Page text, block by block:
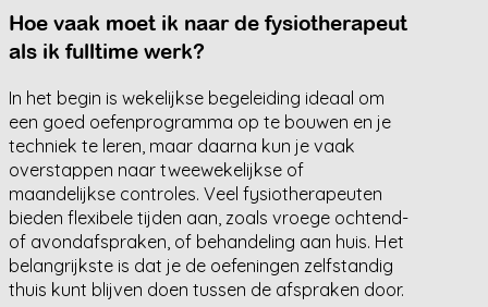
Hoe vaak moet ik naar de fysiotherapeut
als ik fulltime werk?
In het begin is wekelijkse begeleiding ideaal om
een goed oefenprogramma op te bouwen en je
techniek te leren, maar daarna kun je vaak
overstappen naar tweewekelijkse of
maandelijkse controles. Veel fysiotherapeuten
bieden flexibele tijden aan, zoals vroege ochtend-
of avondafspraken, of behandeling aan huis. Het
belangrijkste is dat je de oefeningen zelfstandig
thuis kunt blijven doen tussen de afspraken door.